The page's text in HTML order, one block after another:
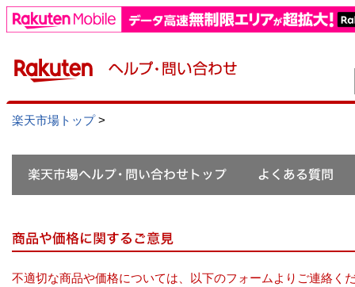
楽天市場トップ>
不適切な商品や価格については、以下のフォームよりご連絡く